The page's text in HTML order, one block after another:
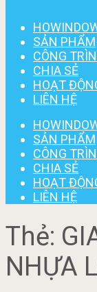
SẢN PHẨM
CÔNG
CHIA SẺ
HOẠT
LIÊN HỆ
SẢN PHẨM
CÔNG
CHIA SẺ
HOẠT
LIÊN HỆ
Thẻ:
NHỰA